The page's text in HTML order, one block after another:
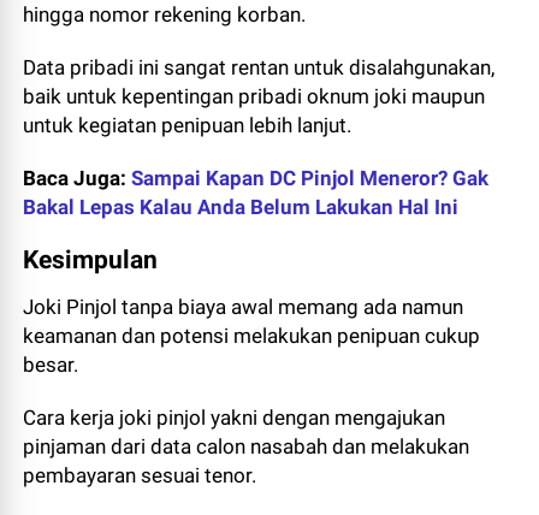
hingga nomor rekening korban.
Data pribadi ini sangat rentan untuk disalahgunakan,
baik untuk kepentingan pribadi oknum joki maupun
untuk kegiatan penipuan lebih lanjut.
Baca Juga:Sampai Kapan DC Pinjol Meneror? Gak
Bakal Lepas Kalau Anda Belum Lakukan Hal Ini
Kesimpulan
Joki Pinjol tanpa biaya awal memang ada namun
keamanan dan potensi melakukan penipuan cukup
besar.
Cara kerja joki pinjol yakni dengan mengajukan
pinjaman dari data calon nasabah dan melakukan
pembayaran sesuai tenor.